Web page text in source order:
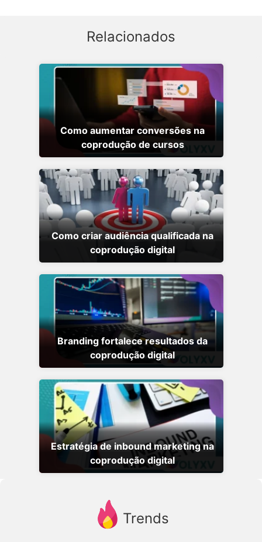
Relacionados
Como aumentar conversões na
coprodução de cursos
Como criar audiência qualificada na
coprodução digital
Branding fortalece resultados da
coprodução digital
Estratégia de inbound marketing na
coprodução digital
Trends